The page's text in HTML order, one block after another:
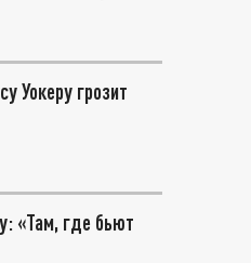
Уокеру грозит
«Там, где бьют